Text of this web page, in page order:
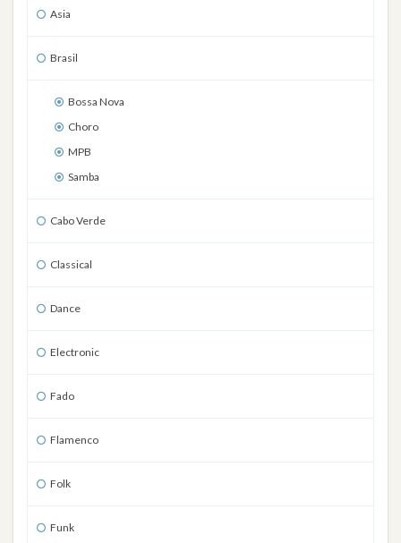
Asia
Brasil
Bossa Nova
Choro
MPB
Samba
Cabo Verde
Classical
Dance
Electronic
Fado
Flamenco
Folk
Funk